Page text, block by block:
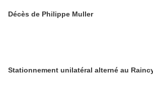
Décès de Philippe Muller
Stationnement unilatéral alterné au